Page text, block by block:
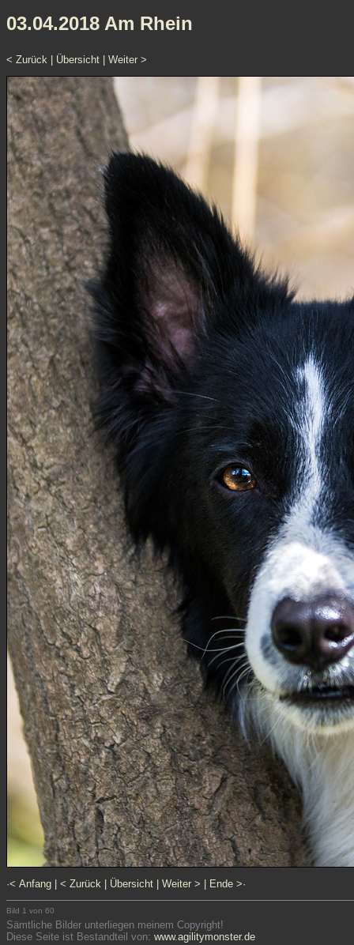
03.04.2018 Am Rhein
< Zurück Übersicht Weiter >
·< Anfang < Zurück Übersicht Weiter > Ende >·
Bild 1 von 60
Sämtliche Bilder unterliegen meinem Copyright!
Diese Seite ist Bestandteil von: www.agilitymonster.de